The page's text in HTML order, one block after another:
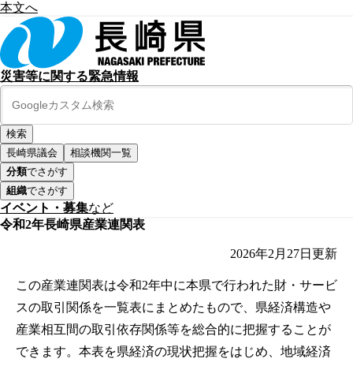
本文へ
災害等に関する緊急情報
長崎県議会
相談機関一覧
分類でさがす
組織でさがす
イベント・募集など
令和2年長崎県産業連関表
2026年2月27日 更新
この産業連関表は令和2年中に本県で行われた財・サービ
スの取引関係を一覧表にまとめたもので、県経済構造や
産業相互間の取引依存関係等を総合的に把握することが
できます。本表を県経済の現状把握をはじめ、地域経済